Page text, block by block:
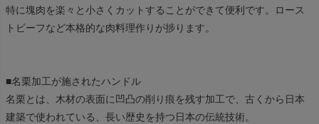
特に塊肉を楽々と小さくカットすることができて便利です。ロース
トビーフなど本格的な肉料理作りが捗ります。
■名栗加工が施されたハンドル
名栗とは、木材の表面に凹凸の削り痕を残す加工で、古くから日本
建築で使われている、長い歴史を持つ日本の伝統技術。